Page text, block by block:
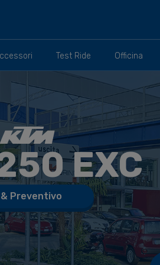
Test Ride Officina
EXC
Preventivo